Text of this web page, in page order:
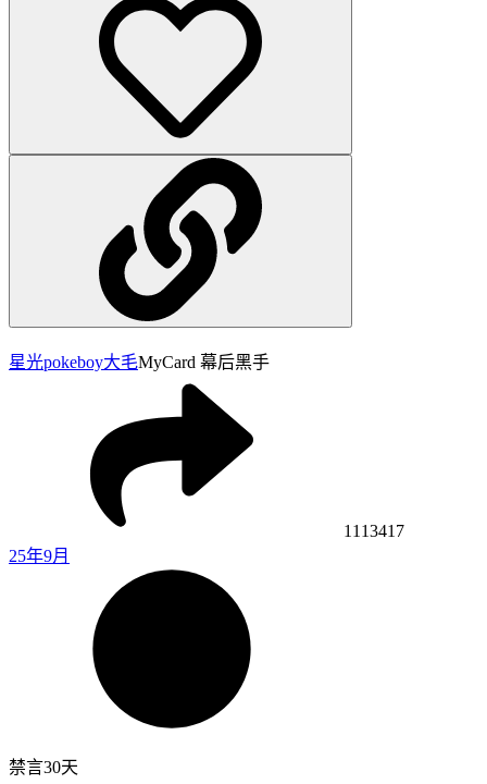
星光pokeboy大毛MyCard 幕后黑手
1113417
25年9月
禁言30天